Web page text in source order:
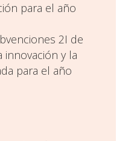
para el año
2I de
y la
para el año